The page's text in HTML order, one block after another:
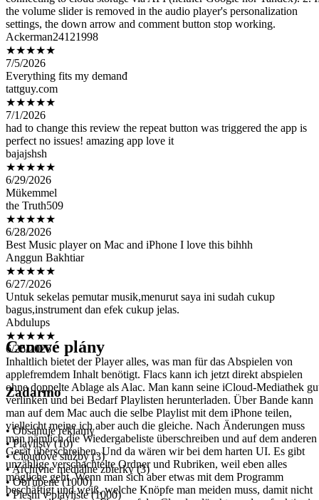
Ackerman24121998
★★★★★
7/5/2026
Everything fits my demanđ
tattguy.com
★★★★★
7/1/2026
had to change this review the repeat button was triggered the app is
perfect no issues! amazing app love it
bajajshsh
★★★★★
6/29/2026
Mükemmel
the Truth509
★★★★★
6/28/2026
Best Music player on Mac and iPhone I love this bihhh
Anggun Bakhtiar
★★★★★
6/27/2026
Untuk sekelas pemutar musik,menurut saya ini sudah cukup
bagus,instrument dan efek cukup jelas.
Abdulups
★★★★★
6/26/2026
Inhaltlich bietet der Player alles, was man für das Abspielen von
applefremdem Inhalt benötigt. Flacs kann ich jetzt direkt abspielen
ohne doppelte Ablage als Alac. Man kann seine iCloud-Mediathek
verlinken und bei Bedarf Playlisten herunterladen. Über Bande kann
man auf dem Mac auch die selbe Playlist mit dem iPhone teilen,
vielleicht meine ich aber auch die gleiche. Nach Änderungen muss
man nämlich die Wiedergabeliste überschreiben und auf dem anderen
Gerät überschreiben. Und da wären wir bei dem harten UI. Es gibt
unzählige verschachtelte Ordner und Rubriken, weil eben alles
mögliche geht. Wenn man sich aber etwas mit dem Programm
beschäftigt und weiß, welche Knöpfe man meiden muss, damit nicht
versehentlich eigene Flacs auf der Cloud gelöscht werden,
alles gut. Der Player läuft stabil. Es sieht nicht wie 2003 aus. Aber
Cenové plány
Zadarmo
• Obsahuje reklamy
• Playlisty (10)
• Cloudové služby (3)
• Archívne mediálne zbierky (3)
• Obľúbené (1000)
• Piesní v playliste (1000)